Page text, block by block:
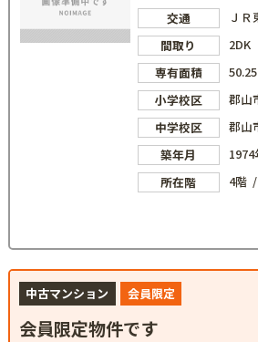
交通
Ｊ
間取り
2DK
専有面積
小学校区
郡山
中学校区
郡山
築年月
1974
所在階
4階
中古マンション 会員限定
会員限定物件です